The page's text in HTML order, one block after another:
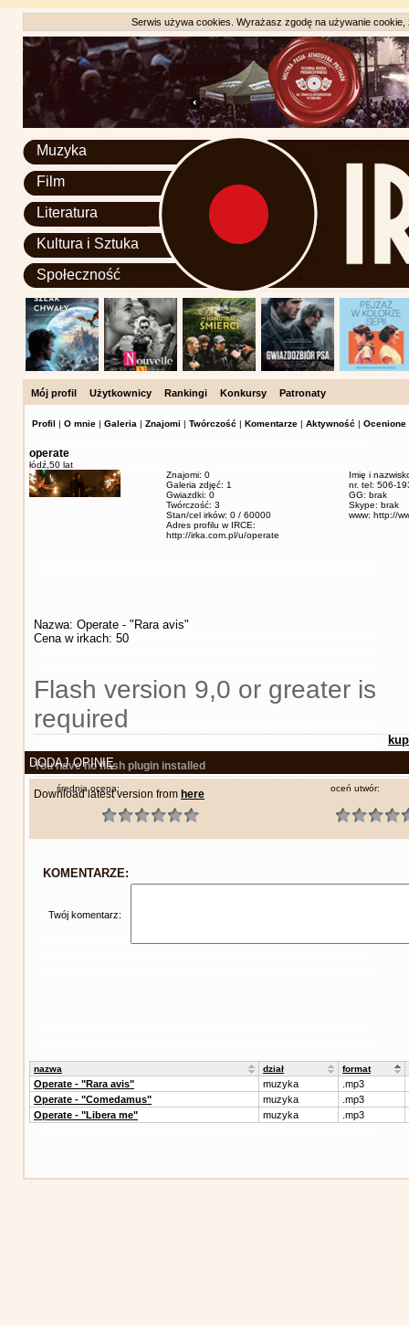
Serwis używa cookies. Wyrażasz zgodę na używanie
Muzyka
Film
Literatura
Kultura i Sztuka
Społeczność
Mój profil Użytkownicy Rankingi Konkursy Patronaty
Profil | O mnie | Galeria | Znajomi | Twórczość | Komentarze | Aktywność | Ocenione
operate
łódź, 50 lat
Znajomi: 0
Galeria zdjęć: 1
Gwiazdki: 0
Twórczość: 3
Stan/cel irków: 0 / 60000
Adres profilu w IRCE:
http://irka.com.pl/u/operate
Imię i
nr. tel: 506-
GG: brak
Skype: brak
www: http://
Nazwa: Operate - "Rara avis"
Cena w irkach: 50
Flash version 9,0 or greater is
required
You have no flash plugin installed
Download latest version from here
DODAJ OPINIĘ
średnia ocena: oceń utwór:
KOMENTARZE:
Twój komentarz:
nazwa dział format
Operate - "Rara avis" muzyka
.mp3
Operate - "Comedamus"
muzyka
.mp3
Operate - "Libera me"
muzyka .mp3